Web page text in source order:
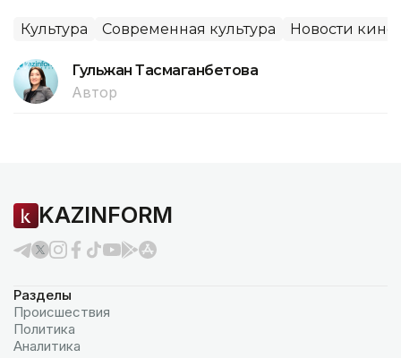
Культура Современная культура Новости кино
Гульжан Тасмаганбетова
Автор
KAZINFORM
Разделы
Происшествия
Политика
Аналитика